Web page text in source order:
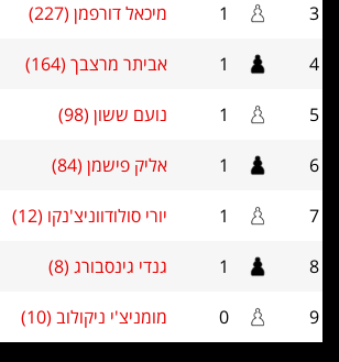
3
1 מיכאל דורפמן (227)
4
1 אביתר מרצבך (164)
5
1 נועם ששון (98)
6
1 אליק פישמן (84)
7
1 יורי סולודווניצ'נקו (12)
8
1 גנדי גינסבורג (8)
9
0 מומניצ'י ניקולוב (10)